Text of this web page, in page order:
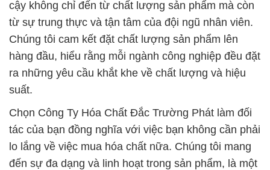
cậy không chỉ đến từ chất lượng sản phẩm mà còn
từ sự trung thực và tận tâm của đội ngũ nhân viên.
Chúng tôi cam kết đặt chất lượng sản phẩm lên
hàng đầu, hiểu rằng mỗi ngành công nghiệp đều đặt
ra những yêu cầu khắt khe về chất lượng và hiệu
suất.
Chọn Công Ty Hóa Chất Đắc Trường Phát làm đối
tác của bạn đồng nghĩa với việc bạn không cần phải
lo lắng về việc mua hóa chất nữa. Chúng tôi mang
đến sự đa dạng và linh hoạt trong sản phẩm, là một